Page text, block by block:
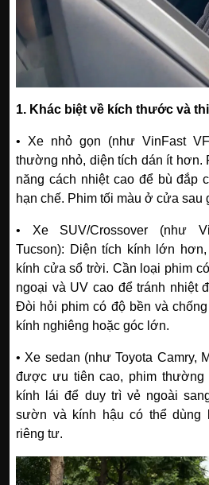
1. Khác biệt về kích thước và
• Xe nhỏ gọn (như VinFast
thường nhỏ, diện tích dán ít hơn.
năng cách nhiệt cao để bù đắp
hạn chế. Phim tối màu ở cửa sau
• Xe SUV/Crossover (như
Tucson): Diện tích kính lớn
kính cửa sổ trời. Cần loại phim
ngoại và UV cao để tránh nhiệt
Đòi hỏi phim có độ bền và
kính nghiêng hoặc góc lớn.
• Xe sedan (như Toyota Camry,
được ưu tiên cao, phim
kính lái để duy trì vẻ ngoài
sườn và kính hậu có thể dùng
riêng tư.